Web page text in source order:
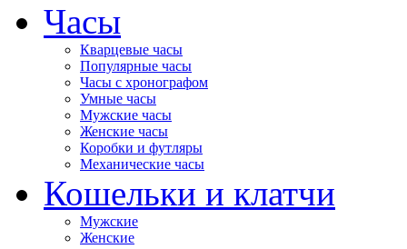
Часы
Кварцевые часы
Популярные часы
Часы с хронографом
Умные часы
Мужские часы
Женские часы
Коробки и футляры
Механические часы
Кошельки и клатчи
Мужские
Женские